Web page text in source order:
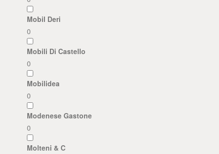
Mobil Deri
0
Mobili Di Castello
0
Mobilidea
0
Modenese Gastone
0
Molteni & C